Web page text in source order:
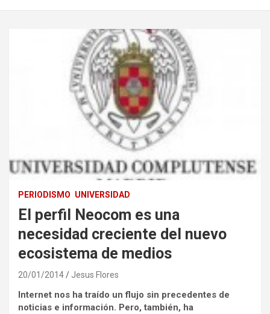
PERIODISMO UNIVERSIDAD
El perfil Neocom es una
necesidad creciente del nuevo
ecosistema de medios
20/01/2014 Jesus Flores
Internet nos ha traído un flujo sin precedentes de
noticias e información. Pero, también, ha